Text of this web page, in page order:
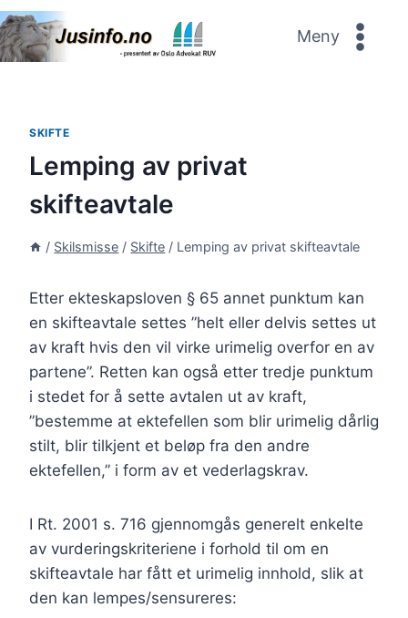
Skip
to
content
Meny
SKIFTE
Lemping av privat
skifteavtale
/ Skilsmisse / Skifte / Lemping av privat skifteavtale
Etter ekteskapsloven § 65 annet punktum kan
en skifteavtale settes ”helt eller delvis settes ut
av kraft hvis den vil virke urimelig overfor en av
partene”. Retten kan også etter tredje punktum
i stedet for å sette avtalen ut av kraft,
”bestemme at ektefellen som blir urimelig dårlig
stilt, blir tilkjent et beløp fra den andre
ektefellen,” i form av et vederlagskrav.
I Rt. 2001 s. 716 gjennomgås generelt enkelte
av vurderingskriteriene i forhold til om en
skifteavtale har fått et urimelig innhold, slik at
den kan lempes/sensureres: